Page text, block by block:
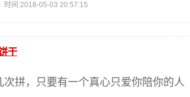
时间:2018-05-03 20:57:15
干
次拼，只要有一个真心只爱你陪你的人